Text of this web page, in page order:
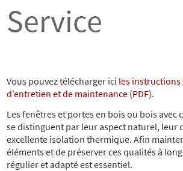
Service
Vous pouvez télécharger ici les instructions
d’entretien et de maintenance (PDF).
Les fenêtres et portes en bois ou bois avec
se distinguent par leur aspect naturel, leur
excellente isolation thermique. Afin
éléments et de préserver ces qualités à
régulier et adapté est essentiel.